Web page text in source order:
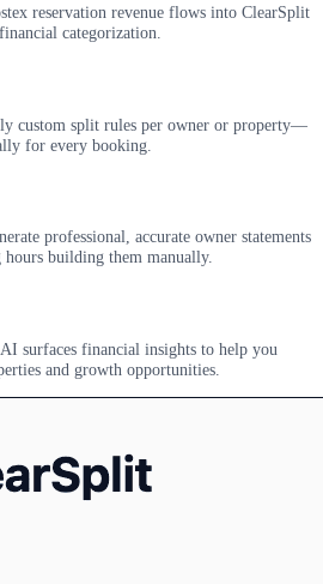
reservation revenue flows into ClearSplit
categorization.
custom split rules per owner or property—
for every booking.
professional, accurate owner statements
hours building them manually.
surfaces financial insights to help you
and growth opportunities.